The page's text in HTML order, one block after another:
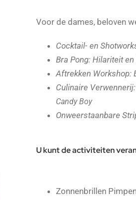
Voor de dames, beloven
Cocktail- en
Bra Pong: Hilariteit
Aftrekken Workshop:
Culinaire
Candy Boy
Onweerstaanbare
U kunt de activiteiten
Zonnenbrillen